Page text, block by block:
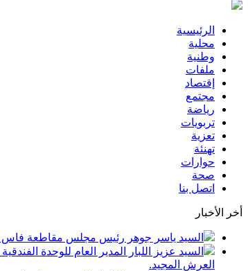
الرئيسية
محلية
وطنية
ملفات
إقتصاد
مجتمع
رياضة
تربويات
تعزية
تهنئة
حوارات
صحة
اتصل بنا
أخر الأخبار
السيد ياسر جوهر رئيس مجلس مقاطعة فاس المدينة
السيد عزيز اللبار المدير العام للوحدة
العرش المجيد.